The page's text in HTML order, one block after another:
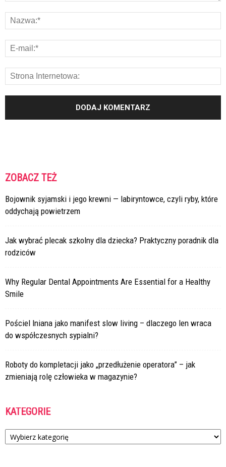
ZOBACZ TEŻ
Bojownik syjamski i jego krewni — labiryntowce, czyli ryby, które
oddychają powietrzem
Jak wybrać plecak szkolny dla dziecka? Praktyczny poradnik dla
rodziców
Why Regular Dental Appointments Are Essential for a Healthy
Smile
Pościel lniana jako manifest slow living – dlaczego len wraca
do współczesnych sypialni?
Roboty do kompletacji jako „przedłużenie operatora” – jak
zmieniają rolę człowieka w magazynie?
KATEGORIE
Kategorie